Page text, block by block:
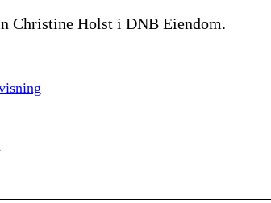
Christine Holst i DNB Eiendom.